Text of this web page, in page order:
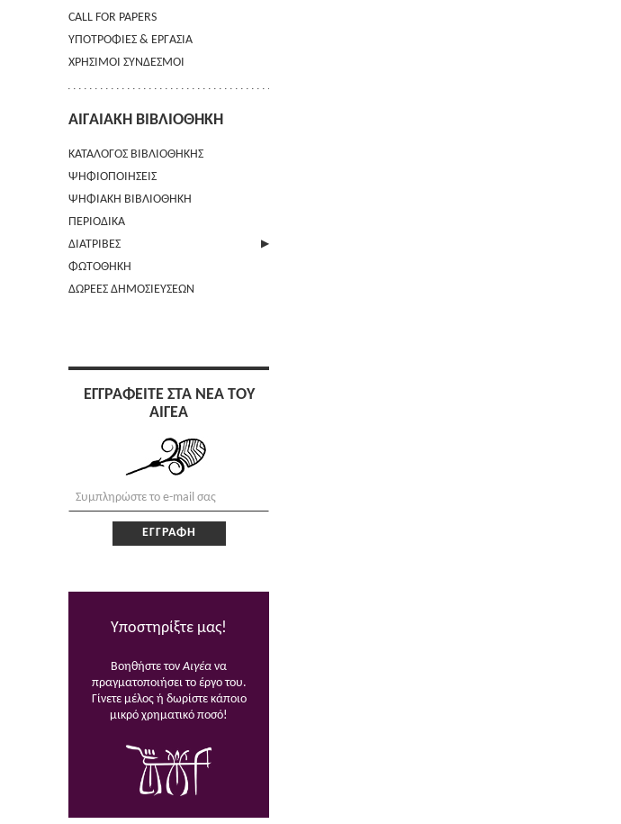
CALL FOR PAPERS
ΥΠΟΤΡΟΦΙΕΣ & ΕΡΓΑΣΙΑ
ΧΡΗΣΙΜΟΙ ΣΥΝΔΕΣΜΟΙ
ΑΙΓΑΙΑΚΗ ΒΙΒΛΙΟΘΗΚΗ
ΚΑΤΑΛΟΓΟΣ ΒΙΒΛΙΟΘΗΚΗΣ
ΨΗΦΙΟΠΟΙΗΣΕΙΣ
ΨΗΦΙΑΚΗ ΒΙΒΛΙΟΘΗΚΗ
ΠΕΡΙΟΔΙΚΑ
ΔΙΑΤΡΙΒΕΣ
ΑΠΟΣΤΟΛΗ ΠΕΡΙΛΗΨΗΣ
ΦΩΤΟΘΗΚΗ
ΔΩΡΕΕΣ ΔΗΜΟΣΙΕΥΣΕΩΝ
ΕΓΓΡΑΦΕΙΤΕ ΣΤΑ ΝΕΑ ΤΟΥ
ΑΙΓΕΑ
Υποστηρίξτε μας!
Βοηθήστε τονΑιγέα να
πραγματοποιήσει το έργο του.
Γίνετε μέλος ή δωρίστε κάποιο
μικρό χρηματικό ποσό!